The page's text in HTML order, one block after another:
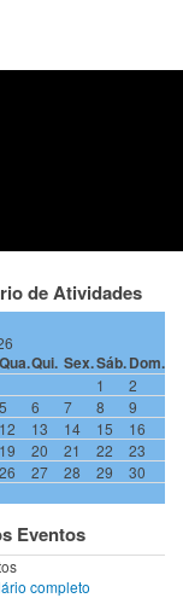
de Atividades
Qua.Qui. Sex.Sáb.Dom.
1
2
5 6 7 8
9
12 13 14 15
16
19 20 21 22
23
26 27 28 29
30
Eventos
completo